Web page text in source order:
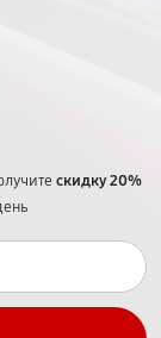
скидку 20%